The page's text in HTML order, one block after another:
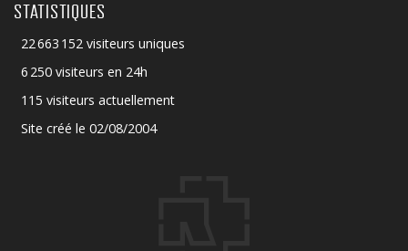
STATISTIQUES
22 663 152 visiteurs uniques
6 250 visiteurs en 24h
115 visiteurs actuellement
Site créé le 02/08/2004